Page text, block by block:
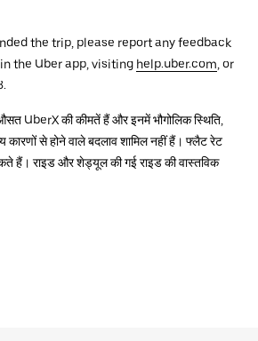
the trip, please report any feedback
the Uber app, visiting help.uber.com , or
UberX की कीमतें हैं और इनमें भौगोलिक स्थिति,
कारणों से होने वाले बदलाव शामिल नहीं हैं। फ्लैट रेट
हैं। राइड और शेड्यूल की गई राइड की वास्तविक